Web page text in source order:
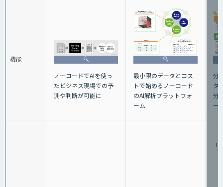
機能
ノーコードでAIを使っ
たビジネス現場での予
測や判断が可能に
最小限のデータとコス
トで始めるノーコード
のAI解析プラットフォ
ーム
分
タ
分
ー